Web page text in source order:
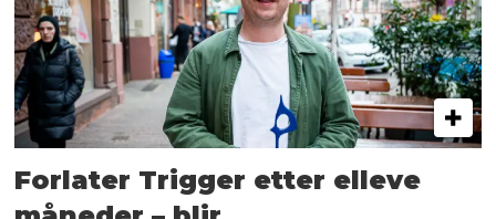
Forlater Trigger etter elleve